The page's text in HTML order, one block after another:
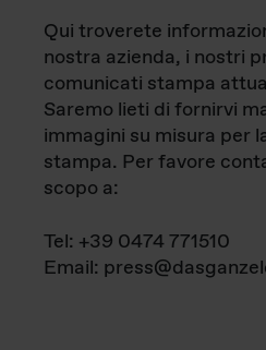
Qui troverete
nostra azienda, i nostri
comunicati stampa
Saremo lieti di fornirvi
immagini su misura per
stampa. Per favore
scopo a:
Tel: +39 0474 771510
Email: